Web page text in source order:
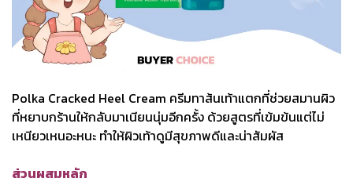
Polka Cracked Heel Cream ครีมทาส้นเท้าแตกที่ช่วยสมานผิว
ที่หยาบกร้านให้กลับมาเนียนนุ่มอีกครั้ง ด้วยสูตรที่เข้มข้นแต่ไม่
เหนียวเหนอะหนะ ทำให้ผิวเท้าดูมีสุขภาพดีและน่าสัมผัส
ส่วนผสมหลัก